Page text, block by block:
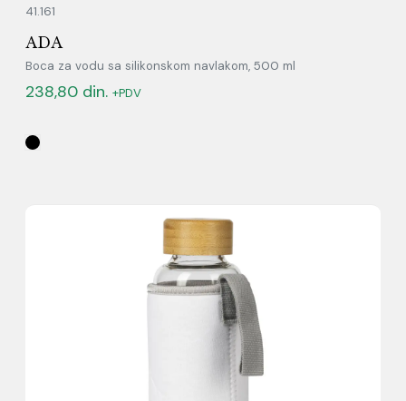
41.161
ADA
Boca za vodu sa silikonskom navlakom, 500 ml
238,80 din. +PDV